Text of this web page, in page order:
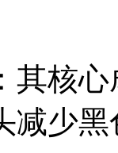
其核
减少